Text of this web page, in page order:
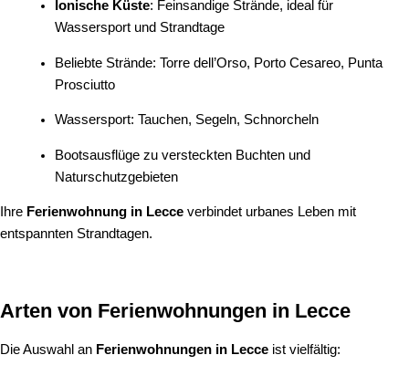
Ionische Küste: Feinsandige Strände, ideal für
Wassersport und Strandtage
Beliebte Strände: Torre dell’Orso, Porto Cesareo, Punta
Prosciutto
Wassersport: Tauchen, Segeln, Schnorcheln
Bootsausflüge zu versteckten Buchten und
Naturschutzgebieten
Ihre Ferienwohnung in Lecce verbindet urbanes Leben mit
entspannten Strandtagen.
Arten von Ferienwohnungen in Lecce
Die Auswahl an Ferienwohnungen in Lecce ist vielfältig: